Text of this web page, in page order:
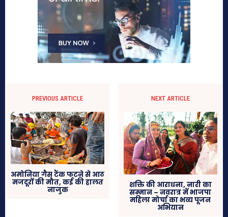
PREVIOUS ARTICLE
अमोनिया गैस टैंक फटने से आठ
मजदूरों की मौत, कई की हालत
नाजुक
NEXT ARTICLE
शक्ति की आराधना, नारी का
सम्मान – नवरात्र में भाजपा
महिला मोर्चा का भव्य पूजन
अभियान